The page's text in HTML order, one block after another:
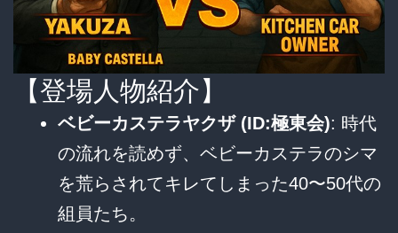
【登場人物紹介】
ベビーカステラヤクザ (ID:極東会): 時代
の流れを読めず、ベビーカステラのシマ
を荒らされてキレてしまった40〜50代の
組員たち。